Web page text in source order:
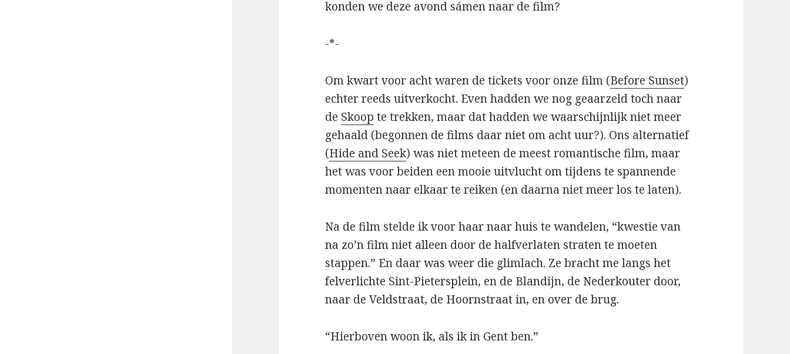
konden we deze avond sámen naar de film?
-*-
Om kwart voor acht waren de tickets voor onze film (Before Sunset)
echter reeds uitverkocht. Even hadden we nog geaarzeld toch naar
de Skoop te trekken, maar dat hadden we waarschijnlijk niet meer
gehaald (begonnen de films daar niet om acht uur?). Ons alternatief
(Hide and Seek) was niet meteen de meest romantische film, maar
het was voor beiden een mooie uitvlucht om tijdens te spannende
momenten naar elkaar te reiken (en daarna niet meer los te laten).
Na de film stelde ik voor haar naar huis te wandelen, “kwestie van
na zo’n film niet alleen door de halfverlaten straten te moeten
stappen.” En daar was weer die glimlach. Ze bracht me langs het
felverlichte Sint-Pietersplein, en de Blandijn, de Nederkouter door,
naar de Veldstraat, de Hoornstraat in, en over de brug.
“Hierboven woon ik, als ik in Gent ben.”